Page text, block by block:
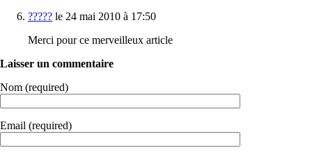
????? le 24 mai 2010 à 17:50
Merci pour ce merveilleux article
Laisser un commentaire
Nom (required)
Email (required)